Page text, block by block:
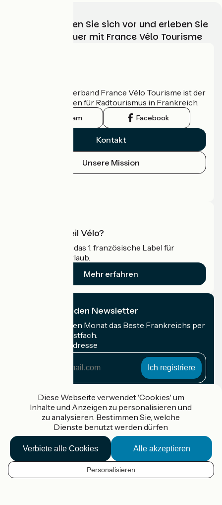
DE
Wählen, bereiten Sie sich vor und erleben Sie
Ihr Radabenteuer mit France Vélo Tourisme
Der nationale Verband France Vélo Tourisme ist der
offizielle Leitfaden für Radtourismus in Frankreich.
Instagram Facebook
Kontakt
Unsere Mission
Was ist Accueil Vélo?
Accueil Vélo ist das 1. französische Label für
Radfahrer im Urlaub.
Mehr erfahren
Ich abonniere den Newsletter
Erhalten Sie jeden Monat das Beste Frankreichs per
Rad in Ihrem Postfach.
Meine E-Mail-Adresse
Adresse
Gefördert im Rahmen von Destination France
Accueil Vélo Pro
Kontakt
Rechtliche Informationen
Diese Webseite verwendet 'Cookies' um
Inhalte und Anzeigen zu personalisieren und
zu analysieren. Bestimmen Sie, welche
Dienste benutzt werden dürfen
Alle akzeptieren
Verbiete alle Cookies
Personalisieren